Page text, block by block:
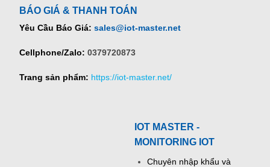
BÁO GIÁ & THANH TOÁN
Yêu Cầu Báo Giá: sales@iot-master.net
Cellphone/Zalo: 0379720873
Trang sản phẩm: https://iot-master.net/
IOT MASTER -
MONITORING IOT
Chuyên nhập khẩu và